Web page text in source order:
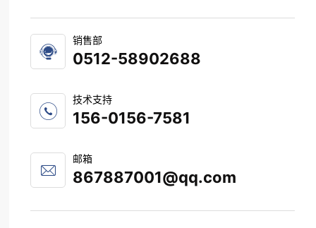
销售部
0512-58902688
技术支持
156-0156-7581
邮箱
867887001@qq.com